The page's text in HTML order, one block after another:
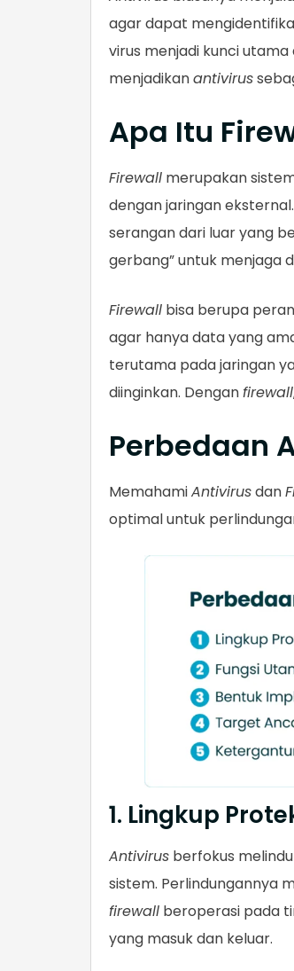
agar dapat
virus menjadi kunci
menjadikanantivirus
Apa Itu
Firewall merupakan
dengan jaringan
serangan dari luar yang
gerbang” untuk menjaga
Firewall bisa berupa
agar hanya data yang
terutama pada jaringan
diinginkan. Denganfirewall
Perbedaan
MemahamiAntivirusdan
optimal untuk
1. Lingkup
Antivirus berfokus
sistem. Perlindungannya
firewall beroperasi pada
yang masuk dan keluar.